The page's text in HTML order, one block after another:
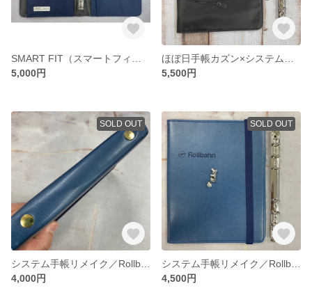
5,000円
5,500円
SOLD OUT
4,000円
SOLD OUT
4,500円